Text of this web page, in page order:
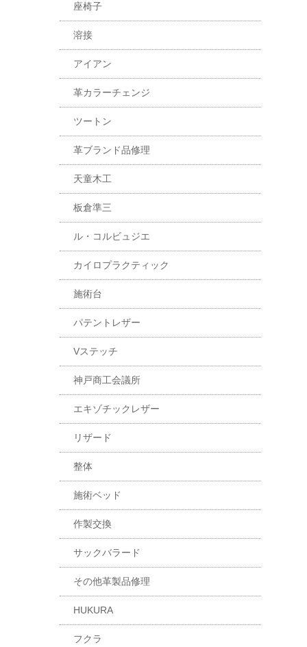
座椅子
溶接
アイアン
革カラーチェンジ
ツートン
革ブランド品修理
天童木工
板倉準三
ル・コルビュジエ
カイロプラクティック
施術台
パテントレザー
Vステッチ
神戸商工会議所
エキゾチックレザー
リザード
整体
施術ベッド
作製交換
サックバラード
その他革製品修理
HUKURA
フクラ